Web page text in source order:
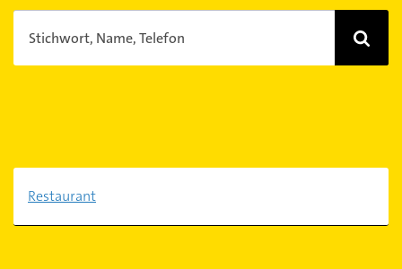
Stichwort, Name, Telefon
Restaurant